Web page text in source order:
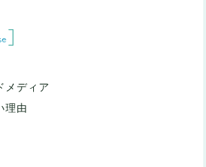
]
メディア
理由